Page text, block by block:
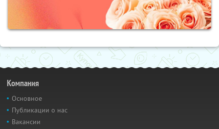
Компания
Основное
Публикации о нас
Вакансии